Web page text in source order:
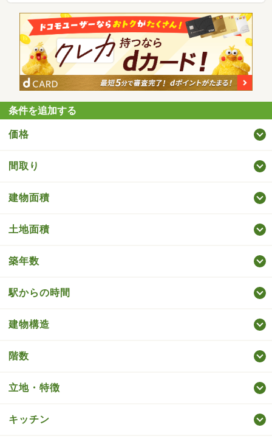
条件を追加する
価格
間取り
建物面積
土地面積
築年数
駅からの時間
建物構造
階数
立地・特徴
キッチン